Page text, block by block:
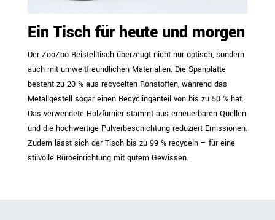
Ein Tisch für heute und morgen
Der ZooZoo Beistelltisch überzeugt nicht nur optisch, sondern
auch mit umweltfreundlichen Materialien. Die Spanplatte
besteht zu 20 % aus recycelten Rohstoffen, während das
Metallgestell sogar einen Recyclinganteil von bis zu 50 % hat.
Das verwendete Holzfurnier stammt aus erneuerbaren Quellen
und die hochwertige Pulverbeschichtung reduziert Emissionen.
Zudem lässt sich der Tisch bis zu 99 % recyceln – für eine
stilvolle Büroeinrichtung mit gutem Gewissen.